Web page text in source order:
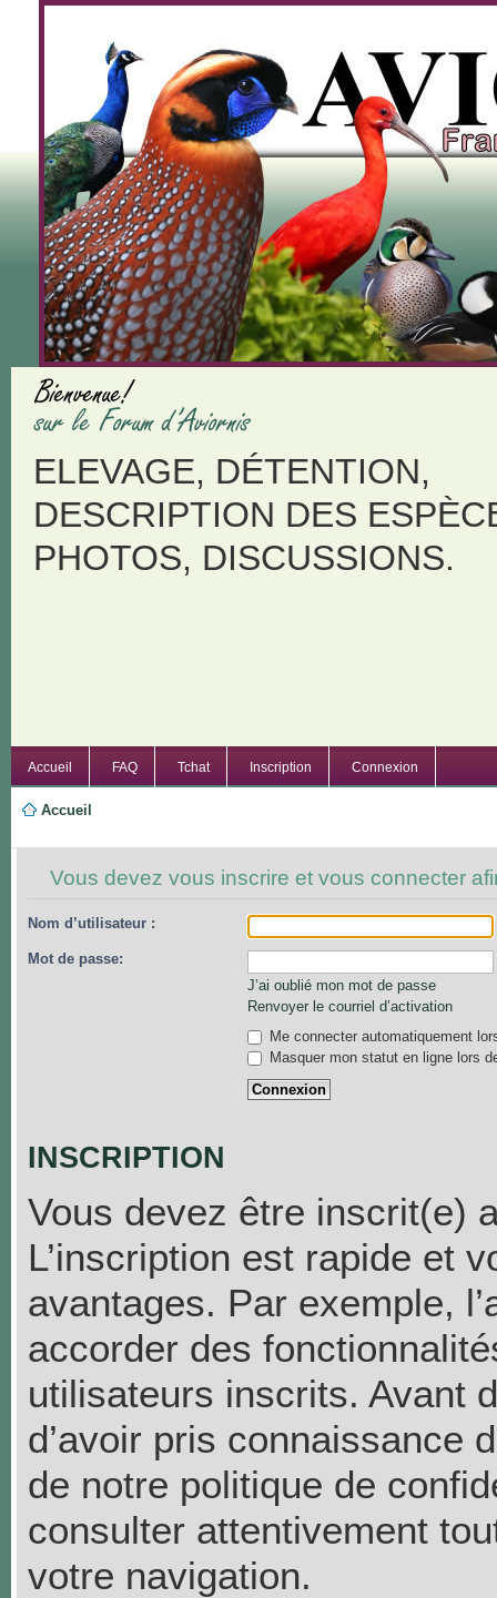
ELEVAGE, DÉTENTION,
DESCRIPTION DES
PHOTOS, DISCUSSIONS.
Accueil FAQ Tchat Inscription Connexion
Accueil
Vous devez vous inscrire et vous connecter
Nom d’utilisateur :
Mot de passe:
J’ai oublié mon mot de passe
Renvoyer le courriel d’activation
Me connecter automatiquement
Masquer mon statut en ligne lors
INSCRIPTION
Vous devez être inscrit(e)
L’inscription est rapide et
avantages. Par exemple,
accorder des
utilisateurs inscrits. Avant
d’avoir pris connaissance
de notre politique de
consulter attentivement
votre navigation.